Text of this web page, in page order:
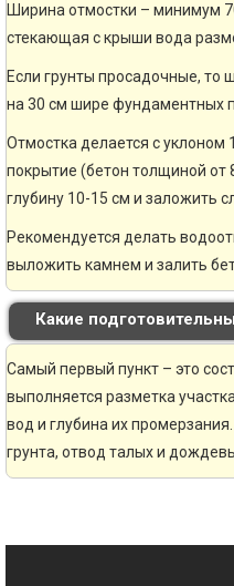
Ширина отмостки – минимум
стекающая с крыши вода
Если грунты просадочные,
на 30 см шире фундаментных
Отмостка делается с
покрытие (бетон толщиной от
глубину 10-15 см и заложить
Рекомендуется делать
выложить камнем и залить
Какие
Самый первый пункт – это
выполняется разметка
вод и глубина их
грунта, отвод талых и